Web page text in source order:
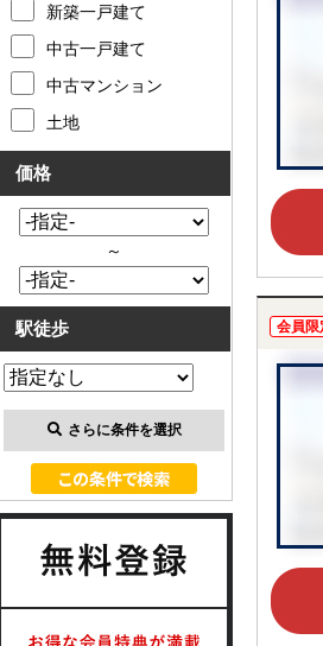
会員限
新築一戸建て
中古一戸建て
中古マンション
土地
価格
～
駅徒歩
さらに条件を選択